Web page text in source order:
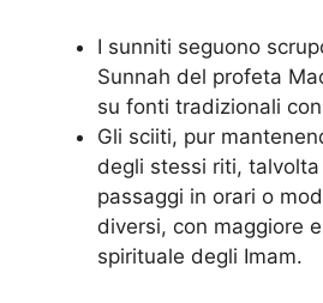
I sunniti seguono
Sunnah del profeta
su fonti tradizionali
Gli sciiti, pur
degli stessi riti,
passaggi in orari o
diversi, con maggiore
spirituale degli Imam.